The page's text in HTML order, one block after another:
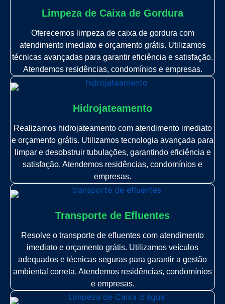
Limpeza de Caixa de Gordura
Oferecemos limpeza de caixa de gordura com
atendimento imediato e orçamento grátis. Utilizamos
técnicas avançadas para garantir eficiência e satisfação.
Atendemos residências, condomínios e empresas.
Hidrojateamento
Realizamos hidrojateamento com atendimento imediato
e orçamento grátis. Utilizamos tecnologia avançada para
limpar e desobstruir tubulações, garantindo eficiência e
satisfação. Atendemos residências, condomínios e
empresas.
Transporte de Efluentes
Resolve o transporte de efluentes com atendimento
imediato e orçamento grátis. Utilizamos veículos
adequados e técnicas seguras para garantir a gestão
ambiental correta. Atendemos residências, condomínios
e empresas.